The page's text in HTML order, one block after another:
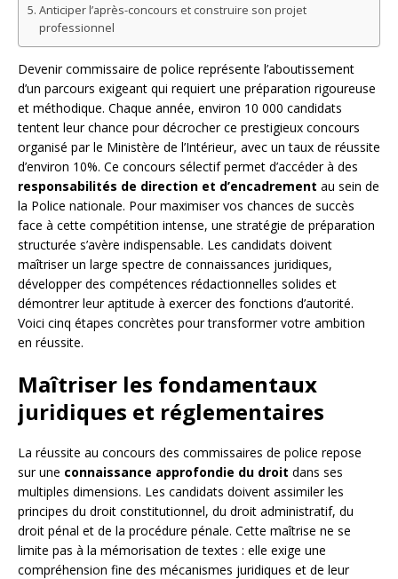
Anticiper l’après-concours et construire son projet
professionnel
Devenir commissaire de police représente l’aboutissement
d’un parcours exigeant qui requiert une préparation rigoureuse
et méthodique. Chaque année, environ 10 000 candidats
tentent leur chance pour décrocher ce prestigieux concours
organisé par le Ministère de l’Intérieur, avec un taux de réussite
d’environ 10%. Ce concours sélectif permet d’accéder à des
responsabilités de direction et d’encadrement au sein de
la Police nationale. Pour maximiser vos chances de succès
face à cette compétition intense, une stratégie de préparation
structurée s’avère indispensable. Les candidats doivent
maîtriser un large spectre de connaissances juridiques,
développer des compétences rédactionnelles solides et
démontrer leur aptitude à exercer des fonctions d’autorité.
Voici cinq étapes concrètes pour transformer votre ambition
en réussite.
Maîtriser les fondamentaux
juridiques et réglementaires
La réussite au concours des commissaires de police repose
sur une connaissance approfondie du droit dans ses
multiples dimensions. Les candidats doivent assimiler les
principes du droit constitutionnel, du droit administratif, du
droit pénal et de la procédure pénale. Cette maîtrise ne se
limite pas à la mémorisation de textes : elle exige une
compréhension fine des mécanismes juridiques et de leur